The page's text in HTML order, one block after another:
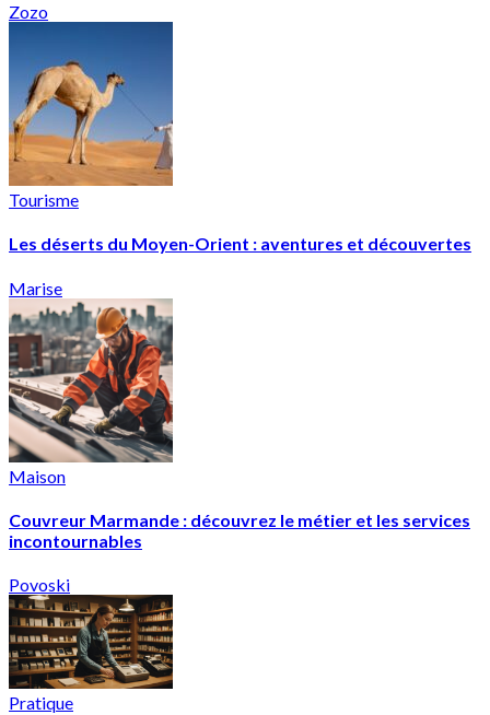
Zozo
Tourisme
Les déserts du Moyen-Orient : aventures et découvertes
Marise
Maison
Couvreur Marmande : découvrez le métier et les services
incontournables
Povoski
Pratique